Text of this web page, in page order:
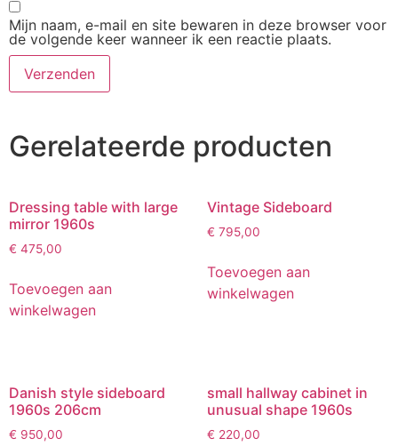
Mijn naam, e-mail en site bewaren in deze browser voor
de volgende keer wanneer ik een reactie plaats.
Gerelateerde producten
Dressing table with large
mirror 1960s
€ 475,00
Toevoegen aan
winkelwagen
Vintage Sideboard
€ 795,00
Toevoegen aan
winkelwagen
Danish style sideboard
1960s 206cm
€ 950,00
small hallway cabinet in
unusual shape 1960s
€ 220,00